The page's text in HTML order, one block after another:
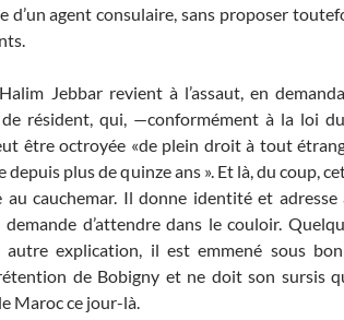
d’un agent consulaire, sans proposer
Jebbar revient à l’assaut, en
résident, qui, —conformément à la loi
être octroyée «de plein droit à tout
plus de quinze ans ». Et là, du coup,
cauchemar. Il donne identité et adresse
d’attendre dans le couloir.
autre explication, il est emmené sous
de Bobigny et ne doit son sursis
Maroc ce jour-là.